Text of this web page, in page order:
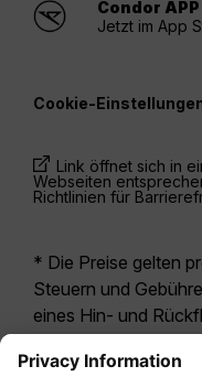
Condor APP
Jetzt im App
Cookie-
Link öffnet sich in
Webseiten
Richtlinien für
* Die Preise gelten
Steuern und
eines Hin- und
möglicherweise nicht